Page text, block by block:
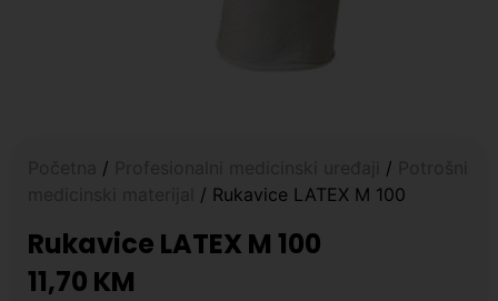
/ /
/ Rukavice LATEX M 100
Rukavice LATEX M 100
11,70 KM